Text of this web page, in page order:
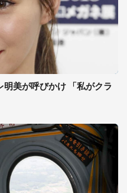
美が呼びかけ 「私がクラ